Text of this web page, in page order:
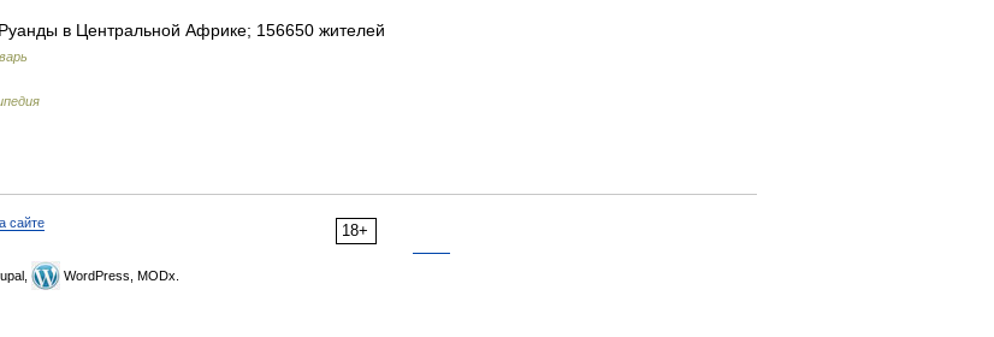
в Центральной Африке; 156650 жителей
18+
сайте
WordPress, MODx.